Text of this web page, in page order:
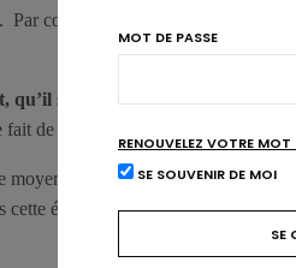
. Par contre, l’étude révèle qu’il n’y a
qu’il soit aussi léger que de la
de quitter sa chaise
d’inaction journalière est
cette étude indique que pour porter
MOT DE PASSE
RENOUVELEZ VOTRE MOT
SE SOUVENIR DE MOI